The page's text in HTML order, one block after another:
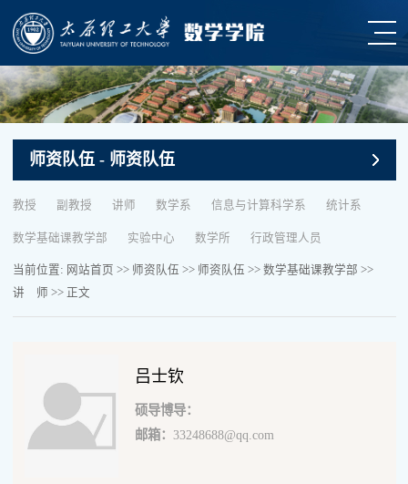
师资队伍 - 师资队伍
教授 副教授 讲师 数学系 信息与计算科学系 统计系
数学基础课教学部 实验中心 数学所 行政管理人员
当前位置: 网站首页 >> 师资队伍 >> 师资队伍 >> 数学基础课教学部 >>
讲 师 >> 正文
吕士钦
硕导博导：
邮箱： 33248688@qq.com